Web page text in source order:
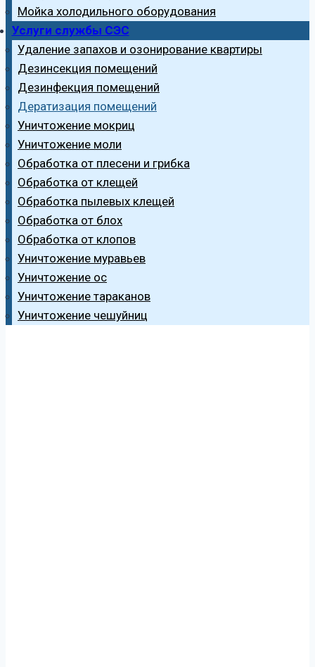
Мойка холодильного оборудования
Услуги службы СЭС
Удаление запахов и озонирование квартиры
Дезинсекция помещений
Дезинфекция помещений
Дератизация помещений
Уничтожение мокриц
Уничтожение моли
Обработка от плесени и грибка
Обработка от клещей
Обработка пылевых клещей
Обработка от блох
Обработка от клопов
Уничтожение муравьев
Уничтожение ос
Уничтожение тараканов
Уничтожение чешуйниц